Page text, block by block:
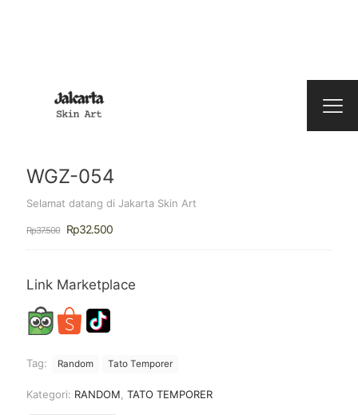
WGZ-054
Selamat datang di Jakarta Skin Art
Rp37.500
Harga
adalah:
Rp32.500Harga
ini
Rp32.500.
Link Marketplace
Tag: Random Tato Temporer
Kategori: RANDOM TATO TEMPORER